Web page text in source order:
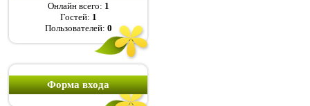
Онлайн всего: 1
Гостей: 1
Пользователей: 0
Форма входа